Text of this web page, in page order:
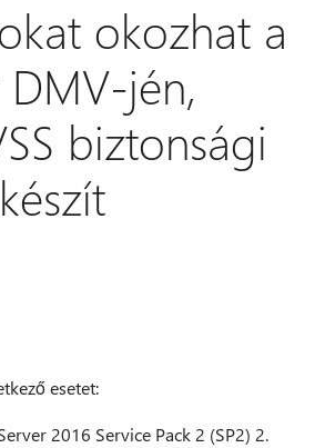
okozhat a
jén,
biztonsági
esetet:
2016 Service Pack 2 (SP2) 2.